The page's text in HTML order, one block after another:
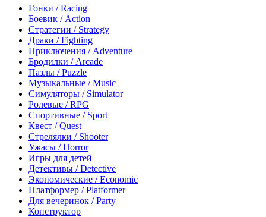
Гонки / Racing
Боевик / Action
Стратегии / Strategy
Драки / Fighting
Приключения / Adventure
Бродилки / Arcade
Пазлы / Puzzle
Музыкальные / Music
Симуляторы / Simulator
Ролевые / RPG
Спортивные / Sport
Квест / Quest
Стрелялки / Shooter
Ужасы / Horror
Игры для детей
Детективы / Detective
Экономические / Economic
Платформер / Platformer
Для вечеринок / Party
Конструктор